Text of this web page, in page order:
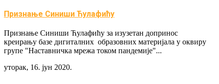
Признање Синиши Ћулафићу
Признање Синиши Ћулафићу за изузетан допринос
креирању базе дигиталних образовних материјала у оквиру
групе "Наставничка мрежа током пандемије"...
уторак, 16. јун 2020.